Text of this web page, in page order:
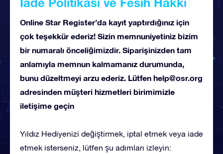
Online Star Register’da kayıt yaptırdığınız için
çok teşekkür ederiz! Sizin memnuniyetiniz bizim
bir numaralı önceliğimizdir. Siparişinizden tam
anlamıyla memnun kalmamanız durumunda,
bunu düzeltmeyi arzu ederiz. Lütfen help@osr.org
adresinden müşteri hizmetleri birimimizle
iletişime geçin
Yıldız Hediyenizi değiştirmek, iptal etmek veya iade
etmek isterseniz, lütfen şu adımları izleyin: